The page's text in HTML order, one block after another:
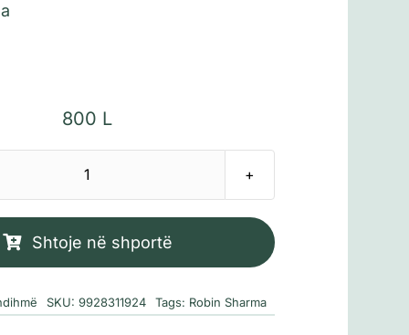
800 L
Sasi
do
kur
Shtoje në shportë
SKU: 9928311924 Tags: Robin Sharma